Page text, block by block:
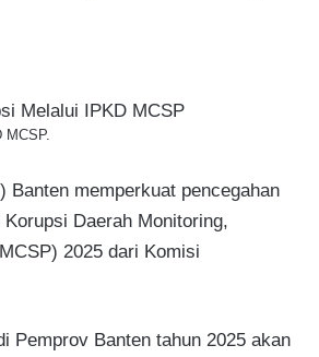
MCSP.
memperkuat pencegahan
Daerah Monitoring,
2025 dari Komisi
Pemprov Banten tahun 2025 akan